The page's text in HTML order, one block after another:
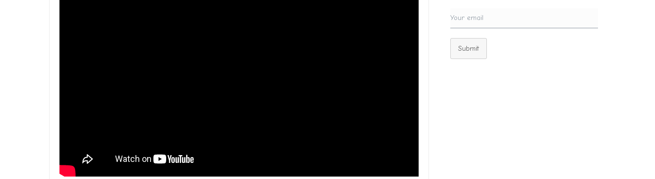
Submit